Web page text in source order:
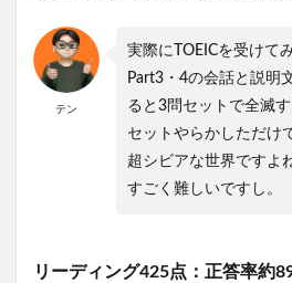
テン
実際にTOEICを受けて
Part3・4の会話と説明
ると3問セットで全滅
セットやらかしただけ
超シビアな世界ですよ
すごく難しいですし。
リーディング425点：正答率約